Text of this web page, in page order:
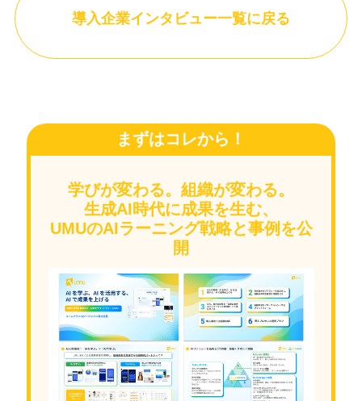
導入企業インタビュー一覧に戻る
まずはコレから！
学びが変わる。組織が変わる。
生成AI時代に成果を生む、
UMUのAIラーニング戦略と事例を公
開